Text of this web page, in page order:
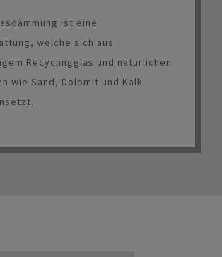
ist eine
welche sich aus
Recyclingglas und natürlichen
wie Sand, Dolomit und Kalk